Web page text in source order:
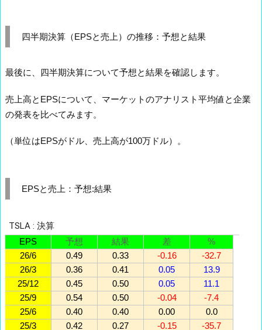
四半期決算（EPSと売上）の推移：予想と結果
最後に、四半期決算について予想と結果を確認します。
売上高とEPSについて、マーケットのアナリスト平均値と企業
の発表を比べてみます。
（単位はEPSがドル、売上高が100万ドル）。
EPSと売上：予想:結果